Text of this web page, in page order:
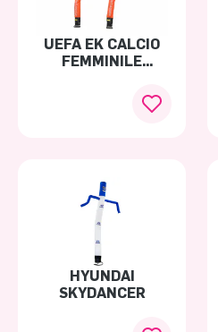
UEFA EK CALCIO
FEMMINILE
HYUNDAI
SKYDANCER